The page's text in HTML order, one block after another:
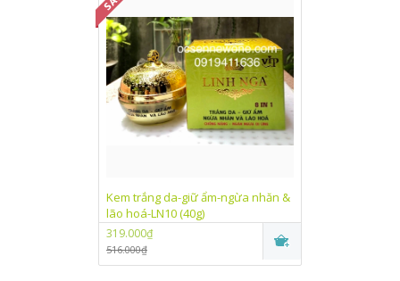
Kem trắng da-giữ ẩm-ngừa nhăn &
lão hoá-LN10 (40g)
319.000₫
516.000₫